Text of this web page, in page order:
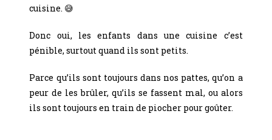
cuisine. 😅
Donc oui, les enfants dans une cuisine c’est
pénible, surtout quand ils sont petits.
Parce qu’ils sont toujours dans nos pattes, qu’on a
peur de les brûler, qu’ils se fassent mal, ou alors
ils sont toujours en train de piocher pour goûter.